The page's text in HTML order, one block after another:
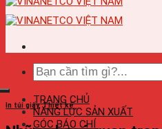
TRANG CHỦ
NĂNG LỰC SẢN XUẤT
GÓC BÁO CHÍ
In túi giấy,Thiết kế